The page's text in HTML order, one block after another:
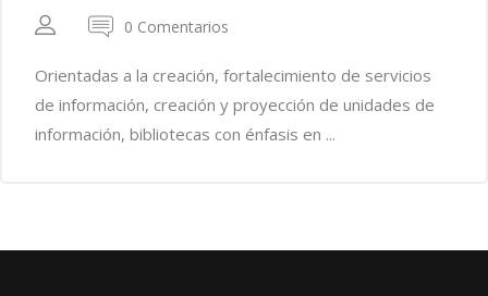
0 Comentarios
Orientadas a la creación, fortalecimiento de servicios
de información, creación y proyección de unidades de
información, bibliotecas con énfasis en ...